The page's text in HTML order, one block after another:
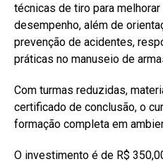
técnicas de tiro para
desempenho, além de
prevenção de acidentes,
práticas no manuseio de
Com turmas reduzidas,
certificado de conclusão, o
formação completa em
O investimento é de R$